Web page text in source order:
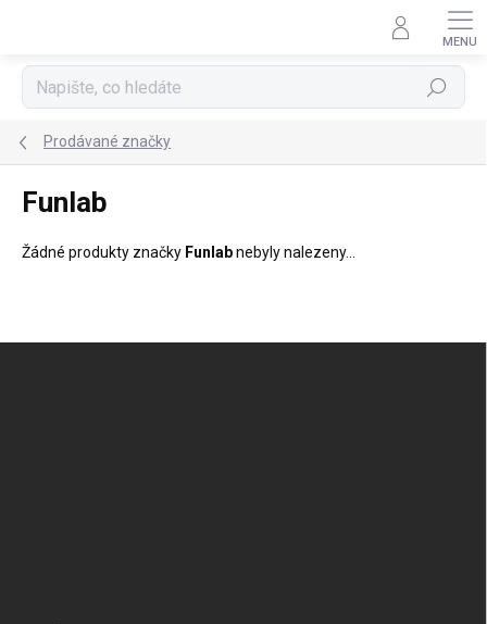
Hledat
Prodávané značky
Funlab
Žádné produkty značky Funlabnebyly nalezeny...